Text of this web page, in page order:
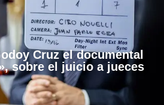
Cruz el documental
sobre el juicio a jueces